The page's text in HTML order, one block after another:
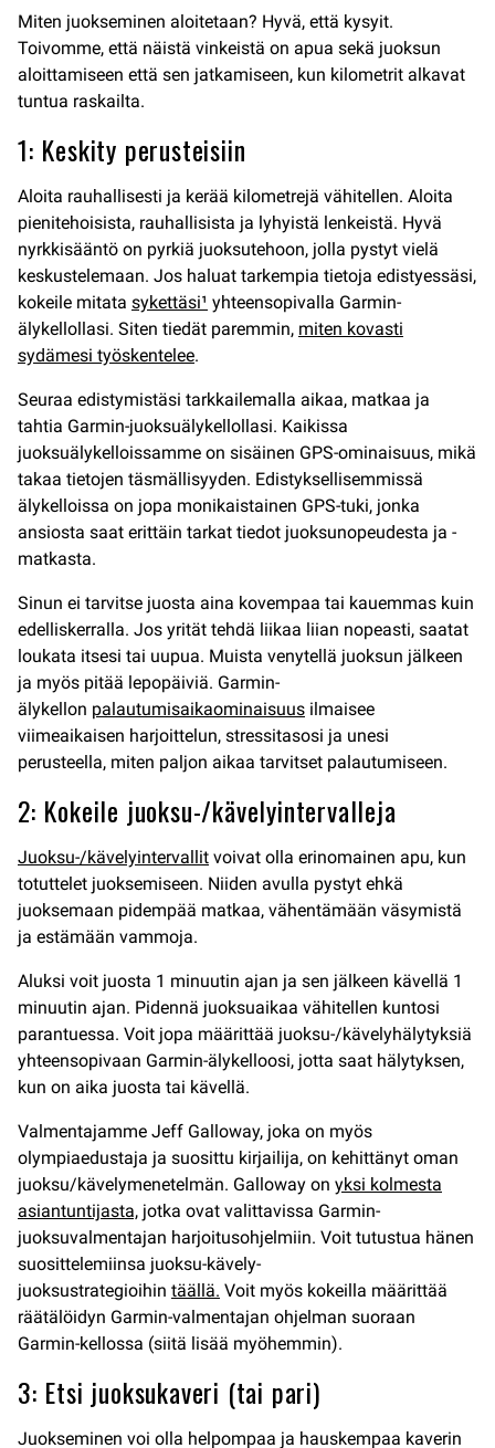
Miten juokseminen aloitetaan? Hyvä, että kysyit.
Toivomme, että näistä vinkeistä on apua sekä juoksun
aloittamiseen että sen jatkamiseen, kun kilometrit alkavat
tuntua raskailta.
1: Keskity perusteisiin
Aloita rauhallisesti ja kerää kilometrejä vähitellen. Aloita
pienitehoisista, rauhallisista ja lyhyistä lenkeistä. Hyvä
nyrkkisääntö on pyrkiä juoksutehoon, jolla pystyt vielä
keskustelemaan. Jos haluat tarkempia tietoja edistyessäsi,
kokeile mitata sykettäsi¹ yhteensopivalla Garmin-
älykellollasi. Siten tiedät paremmin, miten kovasti
sydämesi työskentelee.
Seuraa edistymistäsi tarkkailemalla aikaa, matkaa ja
tahtia Garmin-juoksuälykellollasi. Kaikissa
juoksuälykelloissamme on sisäinen GPS-ominaisuus, mikä
takaa tietojen täsmällisyyden. Edistyksellisemmissä
älykelloissa on jopa monikaistainen GPS-tuki, jonka
ansiosta saat erittäin tarkat tiedot juoksunopeudesta ja -
matkasta.
Sinun ei tarvitse juosta aina kovempaa tai kauemmas kuin
edelliskerralla. Jos yrität tehdä liikaa liian nopeasti, saatat
loukata itsesi tai uupua. Muista venytellä juoksun jälkeen
ja myös pitää lepopäiviä. Garmin-
älykellon palautumisaikaominaisuus ilmaisee
viimeaikaisen harjoittelun, stressitasosi ja unesi
perusteella, miten paljon aikaa tarvitset palautumiseen.
2: Kokeile juoksu-/kävelyintervalleja
Juoksu-/kävelyintervallit voivat olla erinomainen apu, kun
totuttelet juoksemiseen. Niiden avulla pystyt ehkä
juoksemaan pidempää matkaa, vähentämään väsymistä
ja estämään vammoja.
Aluksi voit juosta 1 minuutin ajan ja sen jälkeen kävellä 1
minuutin ajan. Pidennä juoksuaikaa vähitellen kuntosi
parantuessa. Voit jopa määrittää juoksu-/kävelyhälytyksiä
yhteensopivaan Garmin-älykelloosi, jotta saat hälytyksen,
kun on aika juosta tai kävellä.
Valmentajamme Jeff Galloway, joka on myös
olympiaedustaja ja suosittu kirjailija, on kehittänyt oman
juoksu/kävelymenetelmän. Galloway on yksi kolmesta
asiantuntijasta, jotka ovat valittavissa Garmin-
juoksuvalmentajan harjoitusohjelmiin. Voit tutustua hänen
suosittelemiinsa juoksu-kävely-
juoksustrategioihin täällä. Voit myös kokeilla määrittää
räätälöidyn Garmin-valmentajan ohjelman suoraan
Garmin-kellossa (siitä lisää myöhemmin).
3: Etsi juoksukaveri (tai pari)
Juokseminen voi olla helpompaa ja hauskempaa kaverin